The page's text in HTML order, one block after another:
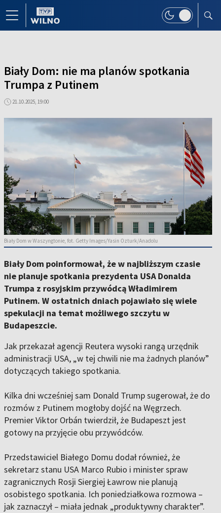
Biały Dom: nie ma planów spotkania
Trumpa z Putinem
21.10.2025, 19:00
Biały Dom w Waszyngtonie, fot. Getty Images/Yasin Ozturk/Anadolu
Biały Dom poinformował, że w najbliższym czasie
nie planuje spotkania prezydenta USA Donalda
Trumpa z rosyjskim przywódcą Władimirem
Putinem. W ostatnich dniach pojawiało się wiele
spekulacji na temat możliwego szczytu w
Budapeszcie.
Jak przekazał agencji Reutera wysoki rangą urzędnik
administracji USA, „w tej chwili nie ma żadnych planów”
dotyczących takiego spotkania.
Kilka dni wcześniej sam Donald Trump sugerował, że do
rozmów z Putinem mogłoby dojść na Węgrzech.
Premier Viktor Orbán twierdził, że Budapeszt jest
gotowy na przyjęcie obu przywódców.
Przedstawiciel Białego Domu dodał również, że
sekretarz stanu USA Marco Rubio i minister spraw
zagranicznych Rosji Siergiej Ławrow nie planują
osobistego spotkania. Ich poniedziałkowa rozmowa –
jak zaznaczył – miała jednak „produktywny charakter”.